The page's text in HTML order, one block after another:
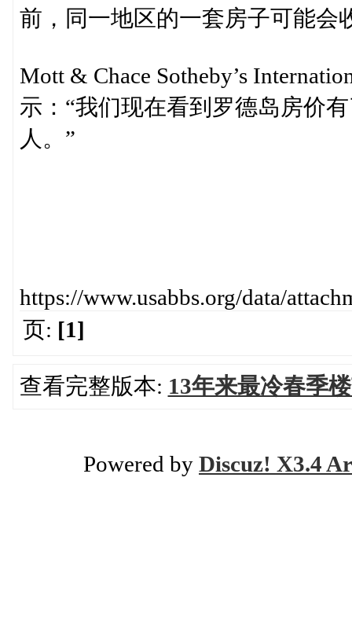
前，同一地区的一套房子可能会
Mott & Chace Sotheby’s
示：“我们现在看到罗德岛房价
人。”
https://www.usabbs.org/data/
页: [1]
查看完整版本: 13年来最冷春季
Powered by Discuz! X3.4